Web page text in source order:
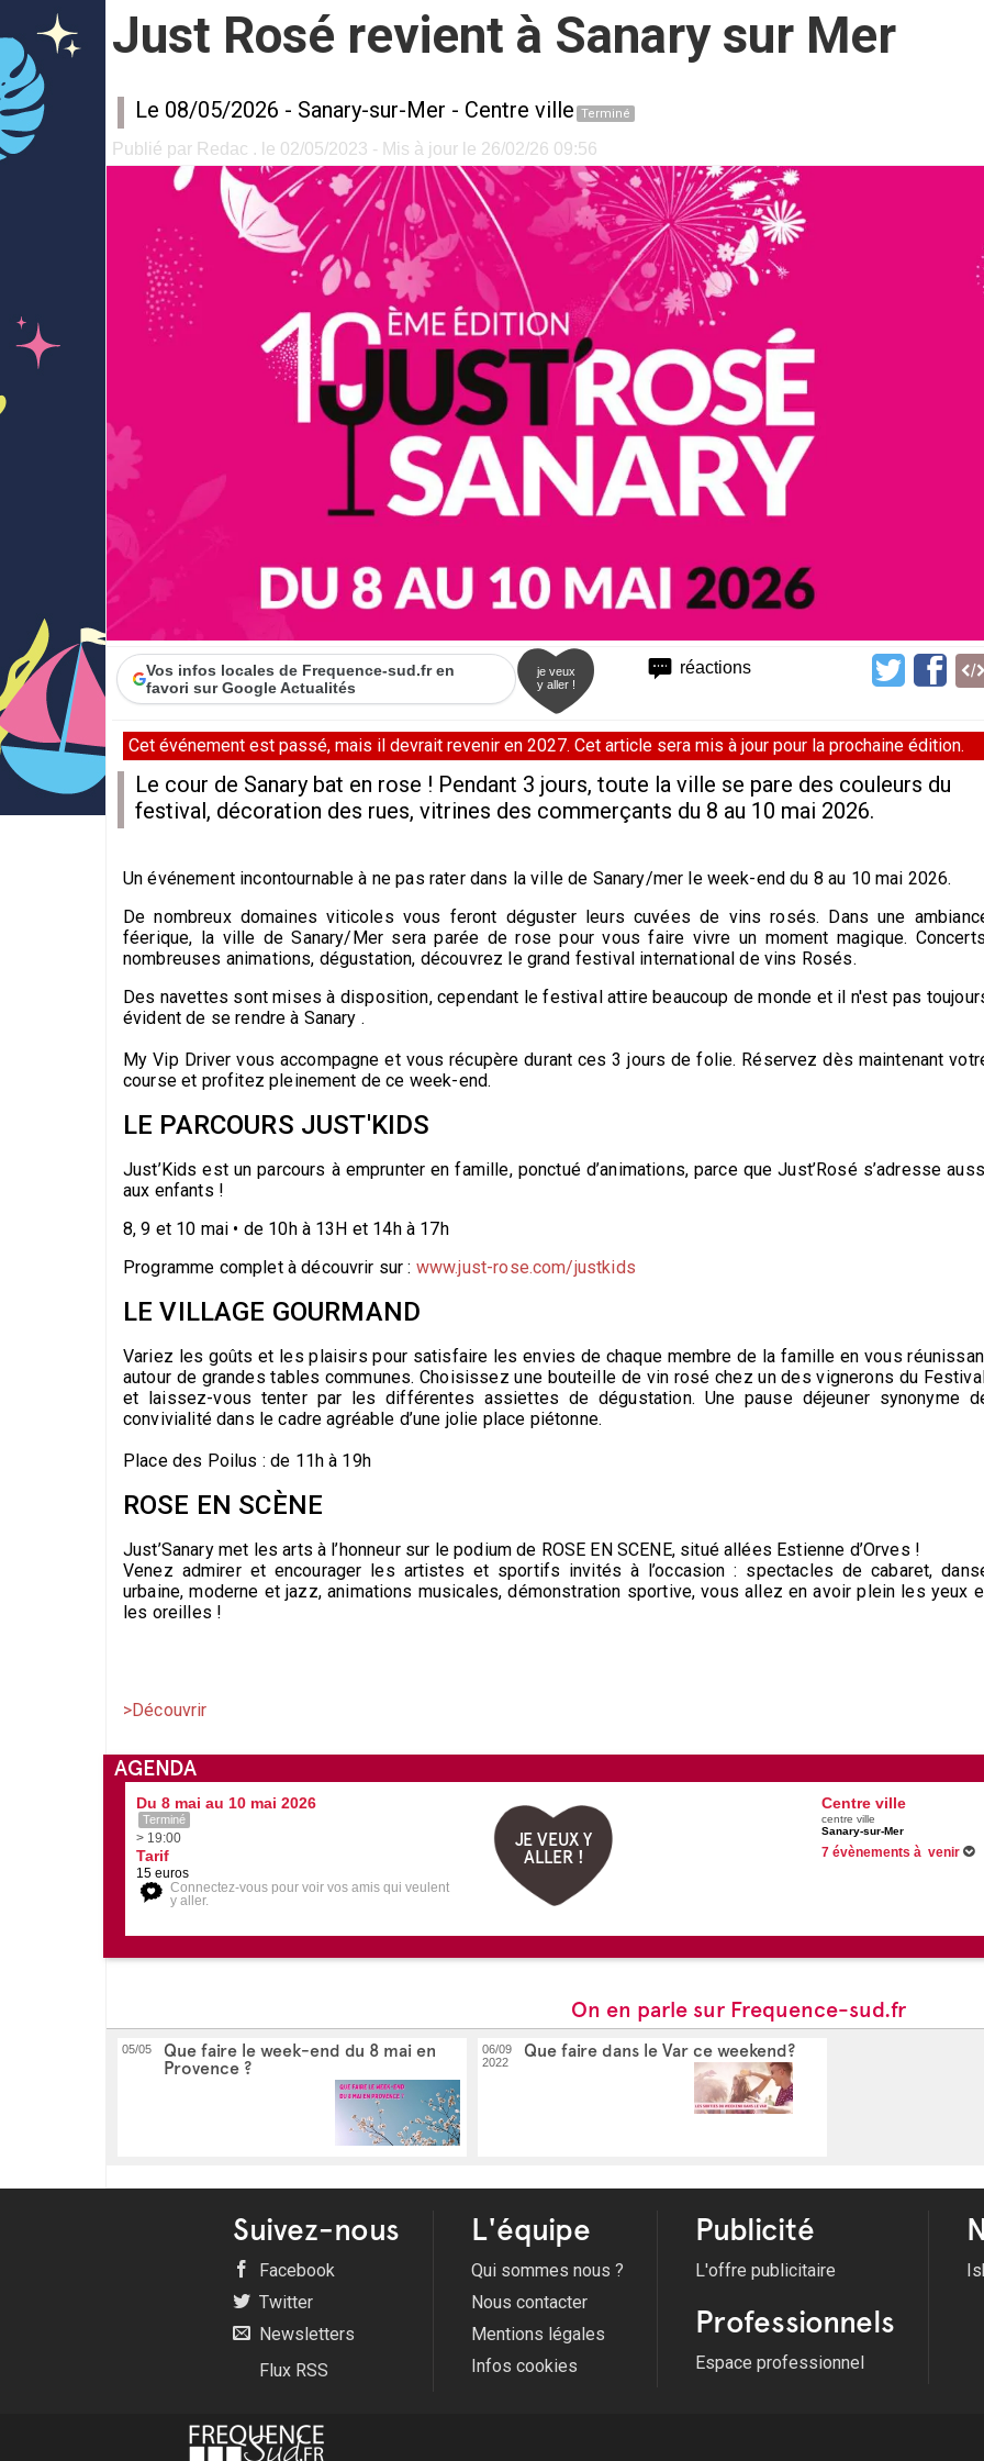
Just Rosé revient à Sanary sur Mer
Le 08/05/2026 - Sanary-sur-Mer - Centre ville Terminé
Publié par Redac . le 02/05/2023 - Mis à jour le 26/02/26 09:56
réactions
Vos infos locales de Frequence-sud.fr en
favori sur Google Actualités
je veux
y aller !
Cet événement est passé, mais il devrait revenir en 2027. Cet article sera mis à jour pour la prochaine édition.
Le cour de Sanary bat en rose ! Pendant 3 jours, toute la ville se pare des couleurs du
festival, décoration des rues, vitrines des commerçants du 8 au 10 mai 2026.
Un événement incontournable à ne pas rater dans la ville de Sanary/mer le week-end du 8 au 10 mai 2026.
De nombreux domaines viticoles vous feront déguster leurs cuvées de vins rosés. Dans une
féerique, la ville de Sanary/Mer sera parée de rose pour vous faire vivre un moment magique.
nombreuses animations, dégustation, découvrez le grand festival international de vins Rosés.
Des navettes sont mises à disposition, cependant le festival attire beaucoup de monde et il n'est pas
évident de se rendre à Sanary .
My Vip Driver vous accompagne et vous récupère durant ces 3 jours de folie. Réservez dès maintenant
course et profitez pleinement de ce week-end.
LE PARCOURS JUST'KIDS
Just’Kids est un parcours à emprunter en famille, ponctué d’animations, parce que Just’Rosé s’adresse
aux enfants !
8, 9 et 10 mai • de 10h à 13H et 14h à 17h
Programme complet à découvrir sur : www.just-rose.com/justkids
LE VILLAGE GOURMAND
Variez les goûts et les plaisirs pour satisfaire les envies de chaque membre de la famille en vous
autour de grandes tables communes. Choisissez une bouteille de vin rosé chez un des vignerons du
et laissez-vous tenter par les différentes assiettes de dégustation. Une pause déjeuner synonyme
convivialité dans le cadre agréable d’une jolie place piétonne.
Place des Poilus : de 11h à 19h
ROSE EN SCÈNE
Just’Sanary met les arts à l’honneur sur le podium de ROSE EN SCENE, situé allées Estienne d’Orves !
Venez admirer et encourager les artistes et sportifs invités à l’occasion : spectacles de cabaret,
urbaine, moderne et jazz, animations musicales, démonstration sportive, vous allez en avoir plein les yeux
les oreilles !
>Découvrir
AGENDA
Du 8 mai au 10 mai 2026
Terminé
> 19:00
Tarif
15 euros
Connectez-vous pour voir vos amis qui veulent
y aller.
JE VEUX Y
ALLER !
Centre ville
centre ville
Sanary-sur-Mer
7 évènements à venir
On en parle sur Frequence-sud.fr
05/05
Que faire le week-end du 8 mai en
Provence ?
06/09
2022
Que faire dans le Var ce weekend?
Suivez-nous
Facebook
Twitter
Newsletters
Flux RSS
L'équipe
Qui sommes nous ?
Nous contacter
Mentions légales
Infos cookies
Publicité
L'offre publicitaire
Professionnels
Espace professionnel